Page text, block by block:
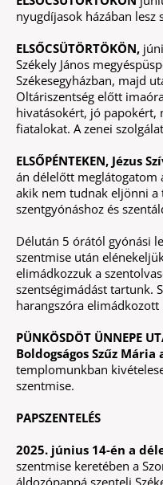
nyugdíjasok házában lesz
ELSŐCSÜTÖRTÖKÖN,
Székely János
Székesegyházban, majd
Oltáriszentség előtt
hivatásokért, jó papokért,
fiatalokat. A zenei
ELSŐPÉNTEKEN, Jézus
án délelőtt meglátogatom
akik nem tudnak eljönni a
szentgyónáshoz és
Délután 5 órától gyónási
szentmise után
elimádkozzuk a
szentségimádást tartunk.
harangszóra elimádkozott
PÜNKÖSDÖT ÜNNEPE
Boldogságos Szűz Mária
templomunkban
szentmise.
PAPSZENTELÉS
2025. június 14-én a
szentmise keretében a